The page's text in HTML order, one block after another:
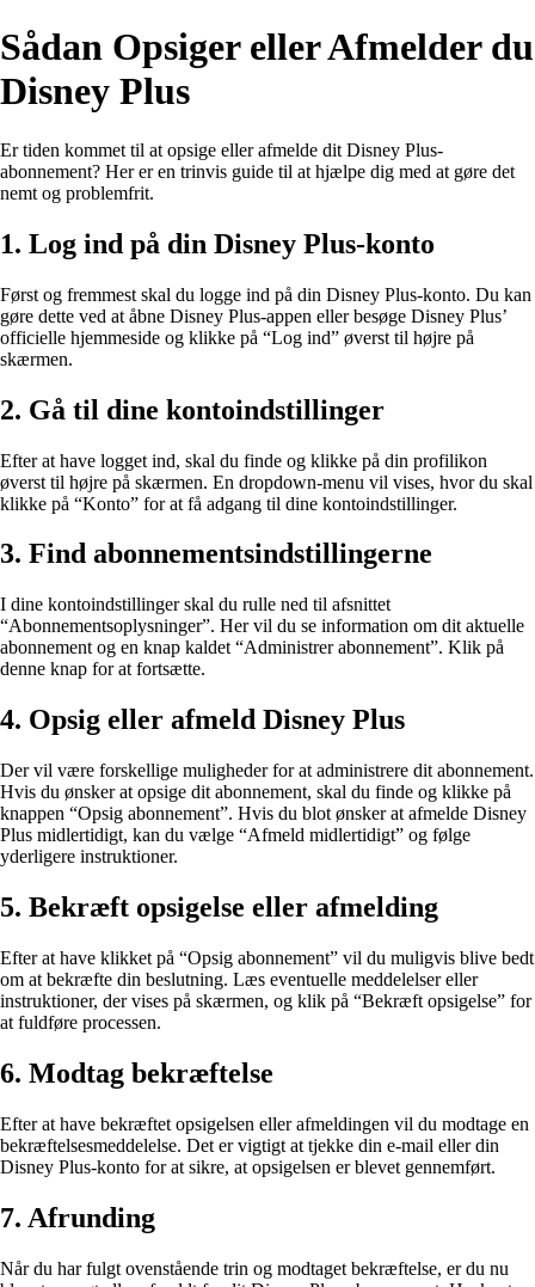
Sådan Opsiger eller Afmelder du
Disney Plus
Er tiden kommet til at opsige eller afmelde dit Disney Plus-
abonnement? Her er en trinvis guide til at hjælpe dig med at gøre det
nemt og problemfrit.
1. Log ind på din Disney Plus-konto
Først og fremmest skal du logge ind på din Disney Plus-konto. Du kan
gøre dette ved at åbne Disney Plus-appen eller besøge Disney Plus’
officielle hjemmeside og klikke på “Log ind” øverst til højre på
skærmen.
2. Gå til dine kontoindstillinger
Efter at have logget ind, skal du finde og klikke på din profilikon
øverst til højre på skærmen. En dropdown-menu vil vises, hvor du skal
klikke på “Konto” for at få adgang til dine kontoindstillinger.
3. Find abonnementsindstillingerne
I dine kontoindstillinger skal du rulle ned til afsnittet
“Abonnementsoplysninger”. Her vil du se information om dit aktuelle
abonnement og en knap kaldet “Administrer abonnement”. Klik på
denne knap for at fortsætte.
4. Opsig eller afmeld Disney Plus
Der vil være forskellige muligheder for at administrere dit abonnement.
Hvis du ønsker at opsige dit abonnement, skal du finde og klikke på
knappen “Opsig abonnement”. Hvis du blot ønsker at afmelde Disney
Plus midlertidigt, kan du vælge “Afmeld midlertidigt” og følge
yderligere instruktioner.
5. Bekræft opsigelse eller afmelding
Efter at have klikket på “Opsig abonnement” vil du muligvis blive bedt
om at bekræfte din beslutning. Læs eventuelle meddelelser eller
instruktioner, der vises på skærmen, og klik på “Bekræft opsigelse” for
at fuldføre processen.
6. Modtag bekræftelse
Efter at have bekræftet opsigelsen eller afmeldingen vil du modtage en
bekræftelsesmeddelelse. Det er vigtigt at tjekke din e-mail eller din
Disney Plus-konto for at sikre, at opsigelsen er blevet gennemført.
7. Afrunding
Når du har fulgt ovenstående trin og modtaget bekræftelse, er du nu